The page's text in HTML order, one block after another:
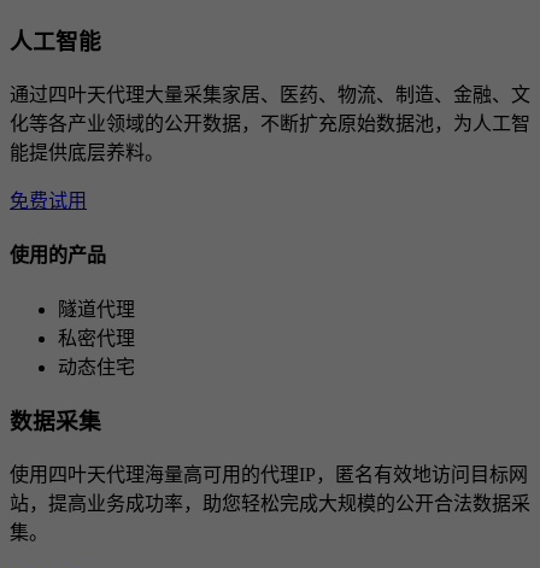
人工智能
通过四叶天代理大量采集家居、医药、物流、制造、金融、文
化等各产业领域的公开数据，不断扩充原始数据池，为人工智
能提供底层养料。
免费试用
使用的产品
隧道代理
私密代理
动态住宅
数据采集
使用四叶天代理海量高可用的代理IP，匿名有效地访问目标网
站，提高业务成功率，助您轻松完成大规模的公开合法数据采
集。